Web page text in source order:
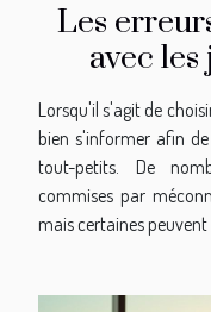
Les
avec
Lorsqu'il s'agit de
bien s'informer afin
tout-petits. De
commises par
mais certaines peuvent